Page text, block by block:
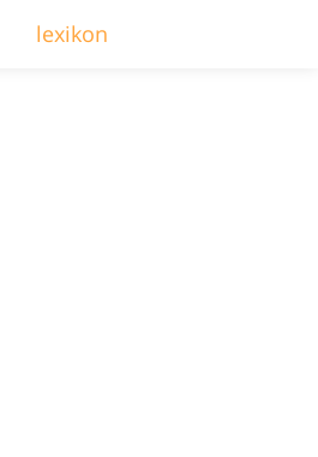
lexikon